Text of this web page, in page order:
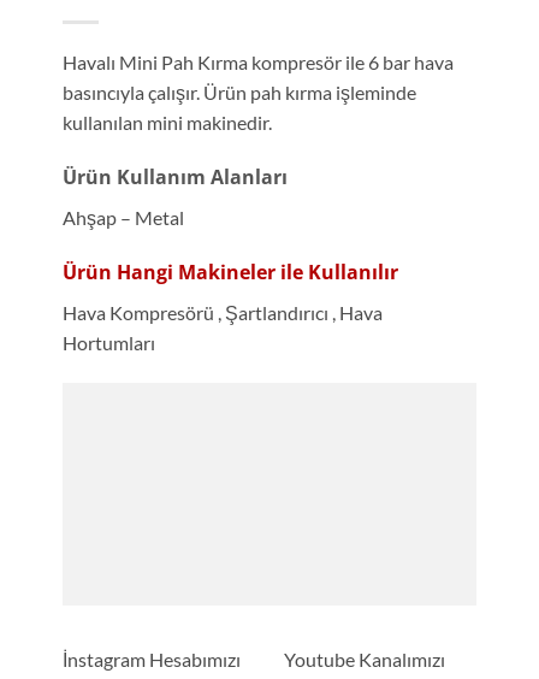
Havalı Mini Pah Kırma kompresör ile 6 bar hava
basıncıyla çalışır. Ürün pah kırma işleminde
kullanılan mini makinedir.
Ürün Kullanım Alanları
Ahşap – Metal
Ürün Hangi Makineler ile Kullanılır
Hava Kompresörü , Şartlandırıcı , Hava
Hortumları
İnstagram Hesabımızı Youtube Kanalımızı